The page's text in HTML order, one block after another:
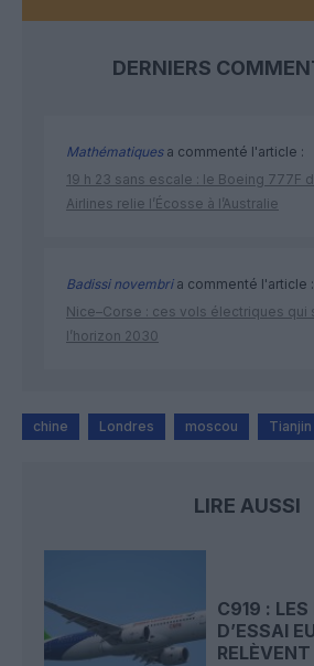
DERNIERS
Mathématiquesa commenté l'article :
19 h 23 sans escale : le Boeing 777F
Airlines relie l’Écosse à l’Australie
Badissi novembria commenté l'article :
Nice–Corse : ces vols électriques qui
l’horizon 2030
chine Londres moscou
LIRE AUSSI
C919 : LES
D’ESSAI